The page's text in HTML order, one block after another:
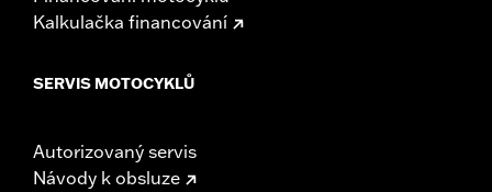
Kalkulačka financování
SERVIS MOTOCYKLŮ
Autorizovaný servis
Návody k obsluze